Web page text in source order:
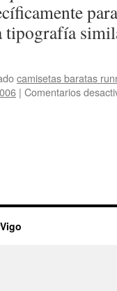
tipografía
camisetas baratas
| Comentarios